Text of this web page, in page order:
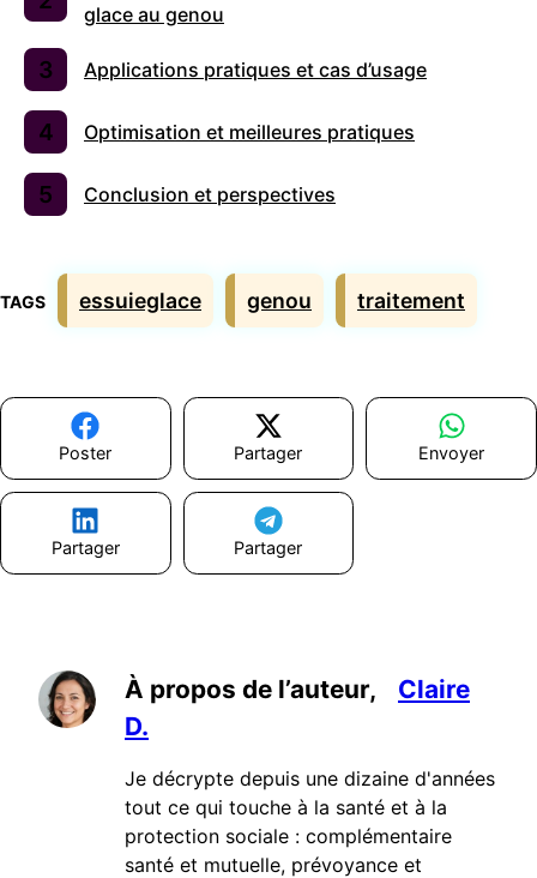
glace au genou
Applications pratiques et cas d’usage
Optimisation et meilleures pratiques
Conclusion et perspectives
Étiquettes
essuieglace genou traitement
Poster Partager Envoyer
Partager Partager
À propos de l’auteur,
Claire
D.
Je décrypte depuis une dizaine d'années
tout ce qui touche à la santé et à la
protection sociale : complémentaire
santé et mutuelle, prévoyance et